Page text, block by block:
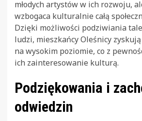
młodych artystów w ich rozwoju,
wzbogaca kulturalnie całą
Dzięki możliwości podziwiania
ludzi, mieszkańcy Oleśnicy
na wysokim poziomie, co z
ich zainteresowanie kulturą.
Podziękowania i
odwiedzin